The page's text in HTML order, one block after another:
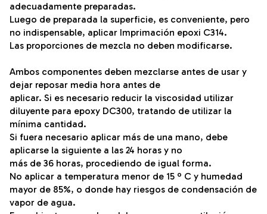
adecuadamente preparadas.
Luego de preparada la superficie, es conveniente, pero
no indispensable, aplicar Imprimación epoxi C314.
Las proporciones de mezcla no deben modificarse.
Ambos componentes deben mezclarse antes de usar y
dejar reposar media hora antes de
aplicar. Si es necesario reducir la viscosidad utilizar
diluyente para epoxy DC300, tratando de utilizar la
mínima cantidad.
Si fuera necesario aplicar más de una mano, debe
aplicarse la siguiente a las 24 horas y no
más de 36 horas, procediendo de igual forma.
No aplicar a temperatura menor de 15 º C y humedad
mayor de 85%, o donde hay riesgos de condensación de
vapor de agua.